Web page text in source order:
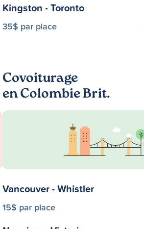
Kingston - Toronto
35$ par place
Covoiturage
en Colombie Brit.
Vancouver - Whistler
15$ par place